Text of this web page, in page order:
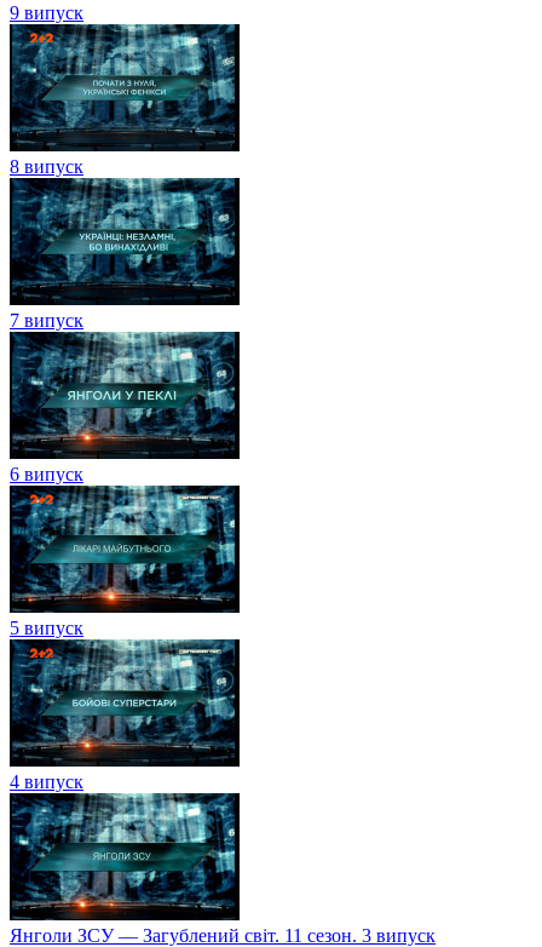
9 випуск
8 випуск
7 випуск
6 випуск
5 випуск
4 випуск
Янголи ЗСУ — Загублений світ. 11 сезон. 3 випуск